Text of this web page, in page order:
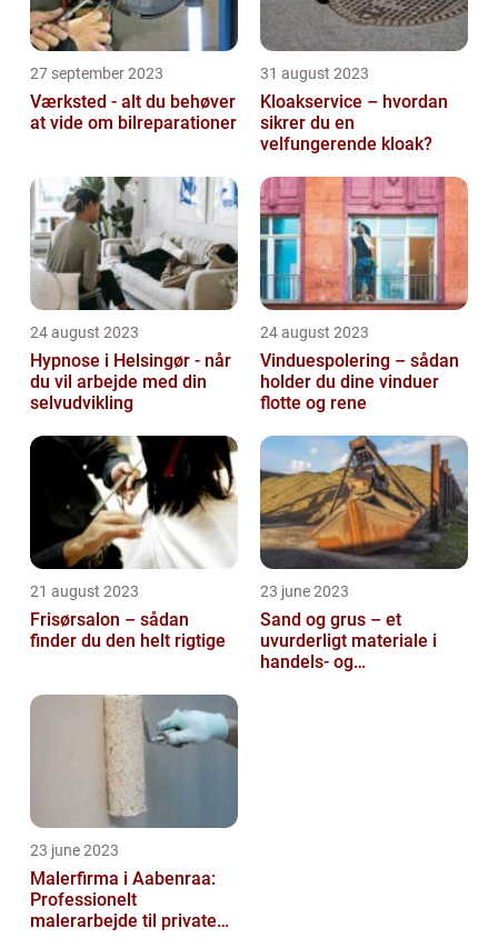
27 september 2023
Værksted - alt du behøver
at vide om bilreparationer
31 august 2023
Kloakservice – hvordan
sikrer du en
velfungerende kloak?
24 august 2023
Hypnose i Helsingør - når
du vil arbejde med din
selvudvikling
24 august 2023
Vinduespolering – sådan
holder du dine vinduer
flotte og rene
21 august 2023
Frisørsalon – sådan
finder du den helt rigtige
23 june 2023
Sand og grus – et
uvurderligt materiale i
handels- og
23 june 2023
Malerfirma i Aabenraa:
Professionelt
malerarbejde til private